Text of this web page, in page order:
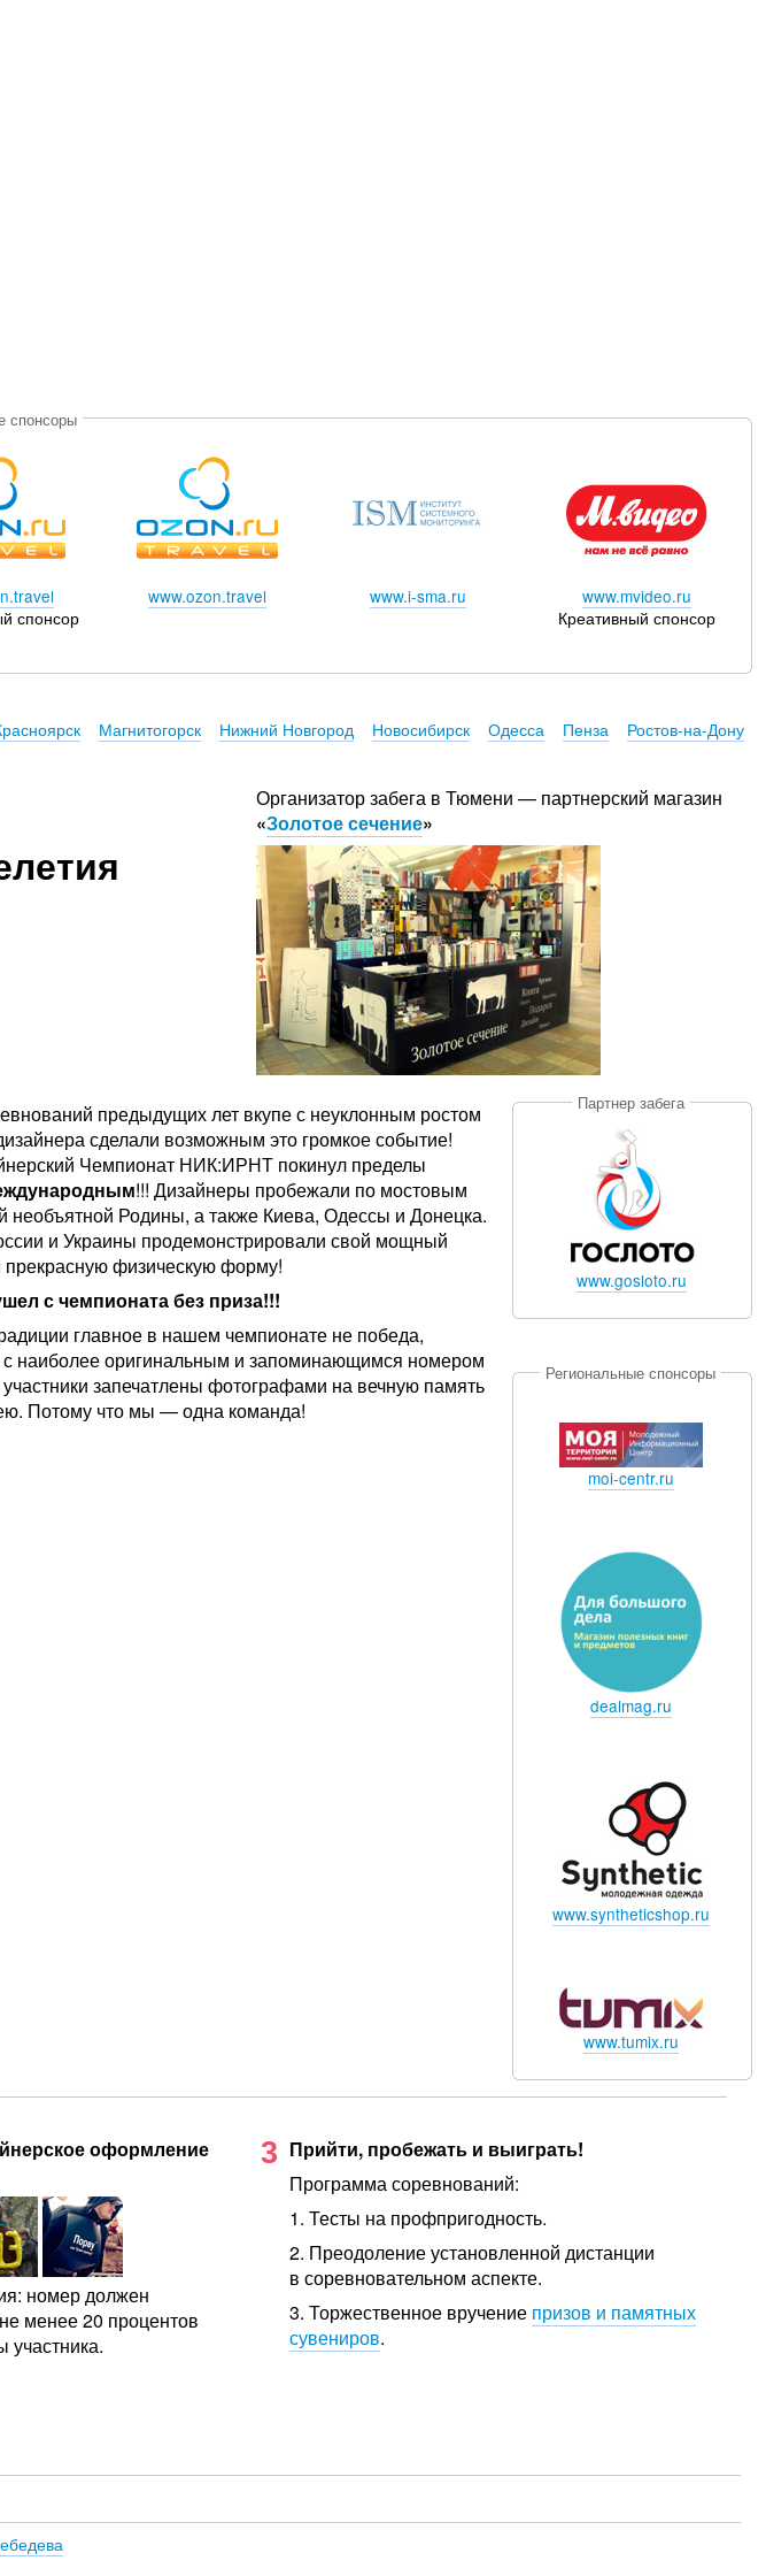
спонсоры
спонсор
www.ozon.travel www.i-sma.ru
www.mvideo.ru
Креативный спонсор
Магнитогорск Нижний Новгород Новосибирск Одесса Пенза
Ростов-на-Дону
Организатор забега в Тюмени — партнерский магазин
«Золотое сечение»
предыдущих лет вкупе с неуклонным ростом
сделали возможным это громкое событие!
Чемпионат НИК:ИРНТ покинул пределы
!!! Дизайнеры пробежали по мостовым
необъятной Родины, а также Киева, Одессы и Донецка.
и Украины продемонстрировали свой мощный
прекрасную физическую форму!
с чемпионата без приза!!!
главное в нашем чемпионате не победа,
с наиболее оригинальным и запоминающимся номером
запечатлены фотографами на вечную память
Потому что мы — одна команда!
Партнер забега
www.gosloto.ru
Региональные спонсоры
moi-centr.ru
dealmag.ru
www.syntheticshop.ru
www.tumix.ru
оформление
номер должен
менее 20 процентов
участника.
3 Прийти, пробежать и выиграть!
Программа соревнований:
1. Тесты на профпригодность.
2. Преодоление установленной дистанции
в соревновательном аспекте.
3. Торжественное вручение призов и памятных
сувениров.